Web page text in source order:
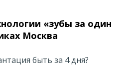
«зубы за один
Москва
быть за 4 дня?